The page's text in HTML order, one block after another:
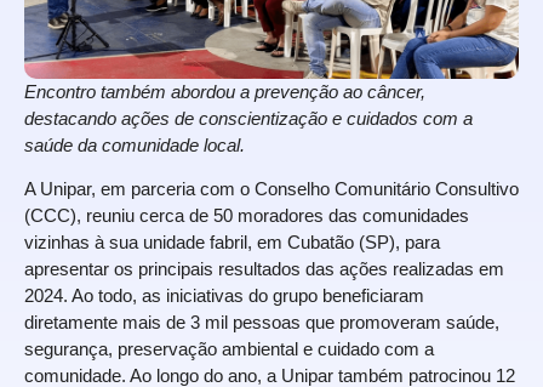
Encontro também abordou a prevenção ao câncer,
destacando ações de conscientização e cuidados com a
saúde da comunidade local.
A Unipar, em parceria com o Conselho Comunitário Consultivo
(CCC), reuniu cerca de 50 moradores das comunidades
vizinhas à sua unidade fabril, em Cubatão (SP), para
apresentar os principais resultados das ações realizadas em
2024. Ao todo, as iniciativas do grupo beneficiaram
diretamente mais de 3 mil pessoas que promoveram saúde,
segurança, preservação ambiental e cuidado com a
comunidade. Ao longo do ano, a Unipar também patrocinou 12